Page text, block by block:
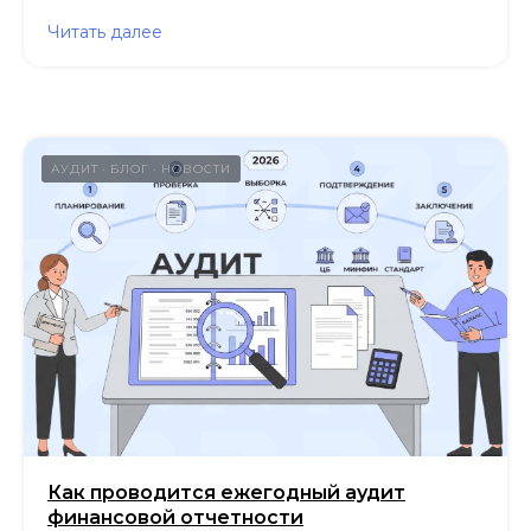
Читать далее
АУДИТ БЛОГ НОВОСТИ
Как проводится ежегодный аудит
финансовой отчетности